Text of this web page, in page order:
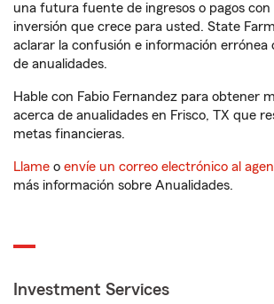
una futura fuente de ingresos o pagos con
inversión que crece para usted. State
aclarar la confusión e información errónea
de anualidades.
Hable con Fabio Fernandez para obtener
acerca de anualidades en Frisco, TX que
metas financieras.
Llame o envíe un correo electrónico al
más información sobre Anualidades.
Investment Services